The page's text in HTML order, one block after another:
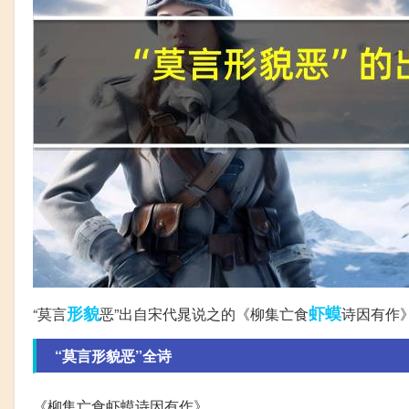
“莫言形貌恶”出自宋代晁说之的《柳集亡食虾蟆诗因有作
“莫言形貌恶”全诗